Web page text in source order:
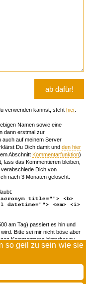
so geil zu sein wie sie
verwenden kannst, steht hier.
Namen sowie eine
dann erstmal zur
auch auf meinem Server
Du Dich damit und den hier
Abschnitt Kommentarfunktion)
lass das Kommentieren bleiben,
Dich von
nach 3 Monaten gelöscht.
title=""> <b>
datetime=""> <em> <i>
am Tag) passiert es hin und
Bitte sei mir nicht böse aber
Kommentaren hinterher zu
damit ich dich whitelisten kann.
und kerning)